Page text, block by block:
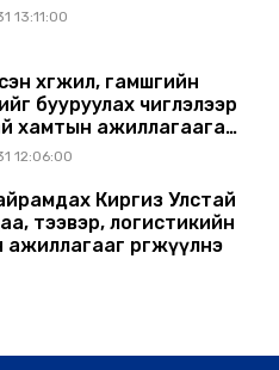
13:11:00
хөгжил, гамшгийн
бууруулах чиглэлээр
хамтын ажиллагаагаа
санал солилцлоо
12:06:00
Киргиз Улстай
тээвэр, логистикийн
өргөжүүлнэ